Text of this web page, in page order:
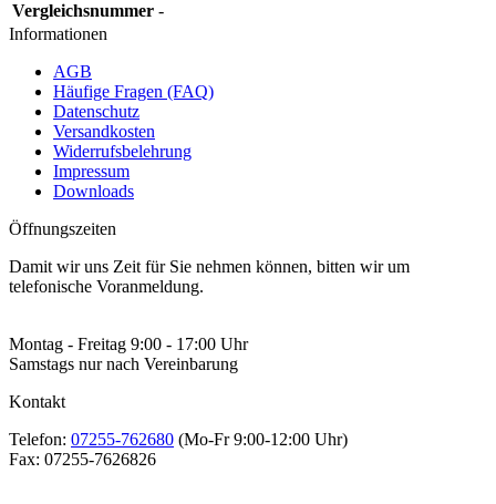
Vergleichsnummer -
Informationen
AGB
Häufige Fragen (FAQ)
Datenschutz
Versandkosten
Widerrufsbelehrung
Impressum
Downloads
Öffnungszeiten
Damit wir uns Zeit für Sie nehmen können, bitten wir um
telefonische Voranmeldung.
Montag - Freitag 9:00 - 17:00 Uhr
Samstags nur nach Vereinbarung
Kontakt
Telefon: 07255-762680 (Mo-Fr 9:00-12:00 Uhr)
Fax: 07255-7626826